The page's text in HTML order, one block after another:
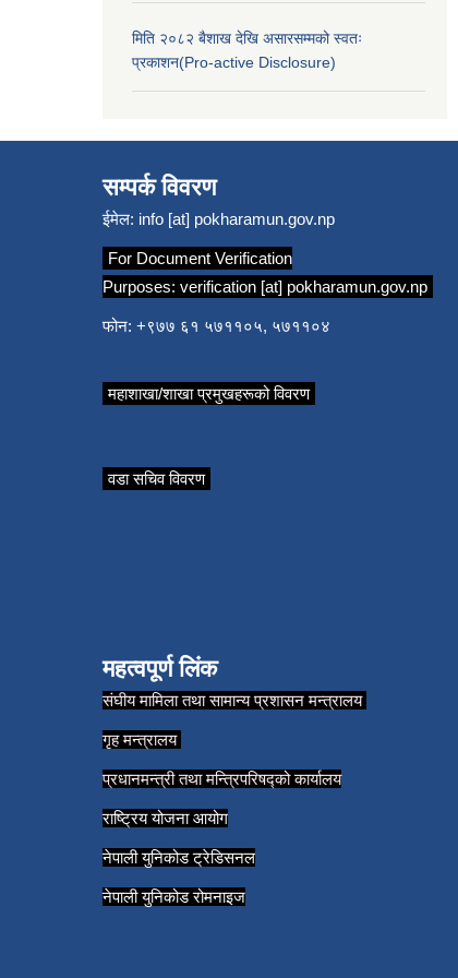
मिति २०८२ बैशाख देखि असारसम्मको स्वतः
प्रकाशन(Pro-active Disclosure)
सम्पर्क विवरण
ईमेल: info [at] pokharamun.gov.np
For Document Verification
Purposes: verification [at] pokharamun.gov.np
फोन: +९७७ ६१ ५७११०५, ५७११०४
महाशाखा/शाखा प्रमुखहरूको विवरण
वडा सचिव विवरण
महत्वपूर्ण लिंक
संघीय मामिला तथा सामान्य प्रशासन मन्त्रालय
गृह मन्त्रालय
प्रधानमन्त्री तथा मन्त्रिपरिषद्को कार्यालय
राष्ट्रिय योजना आयोग
नेपाली युनिकोड ट्रेडिसनल
नेपाली युनिकोड रोमनाइज